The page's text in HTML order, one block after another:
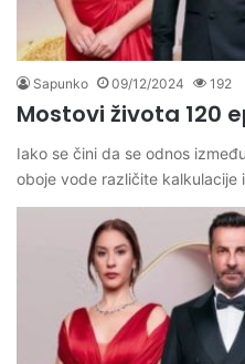
Sapunko 09/12/2024 192
Mostovi života 120
Iako se čini da se odnos
oboje vode različite kalkulacije